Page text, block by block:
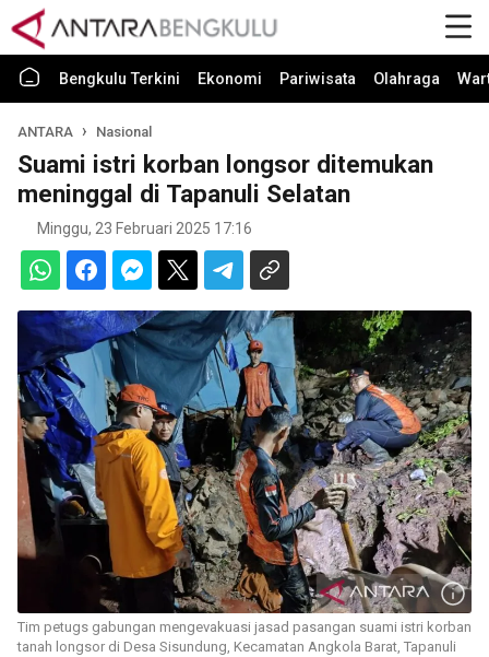
Bengkulu Terkini Ekonomi Pariwisata Olahraga
ANTARA Nasional
Suami istri korban longsor ditemukan
meninggal di Tapanuli Selatan
Minggu, 23 Februari 2025 17:16
Tim petugs gabungan mengevakuasi jasad pasangan suami istri korban
tanah longsor di Desa Sisundung, Kecamatan Angkola Barat, Tapanuli